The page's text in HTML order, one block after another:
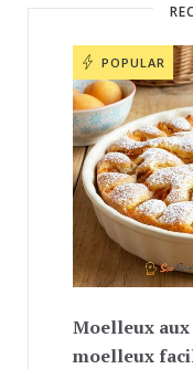
POPULAR
Moelleux aux
moelleux